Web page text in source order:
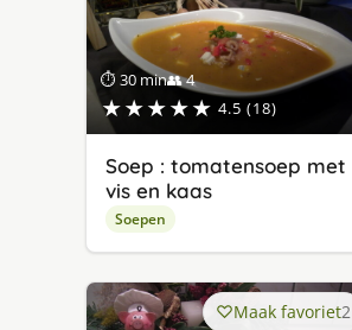
⏱ 30 min👥 4
★★★★★ 4.5 (18)
Soep : tomatensoep met
vis en kaas
Soepen
Maak favoriet2